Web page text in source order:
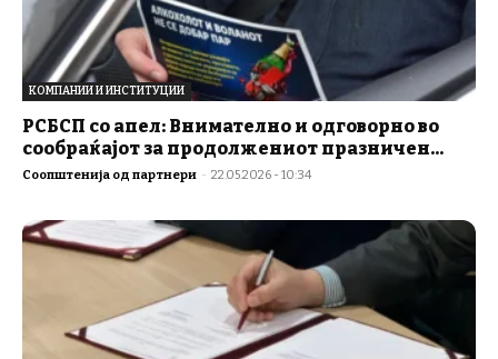
КОМПАНИИ И ИНСТИТУЦИИ
РСБСП со апел: Внимателно и одговорно во
сообраќајот за продолжениот празничен...
Соопштенија од партнери - 22.05.2026 - 10:34